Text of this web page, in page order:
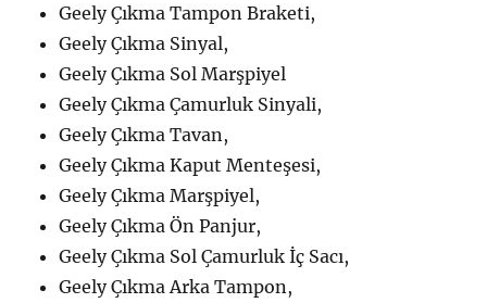
Geely Çıkma Tampon Braketi,
Geely Çıkma Sinyal,
Geely Çıkma Sol Marşpiyel
Geely Çıkma Çamurluk Sinyali,
Geely Çıkma Tavan,
Geely Çıkma Kaput Menteşesi,
Geely Çıkma Marşpiyel,
Geely Çıkma Ön Panjur,
Geely Çıkma Sol Çamurluk İç Sacı,
Geely Çıkma Arka Tampon,